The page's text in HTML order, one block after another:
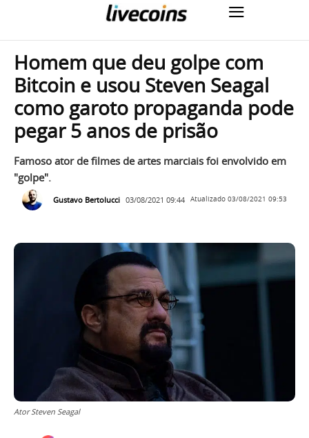
Homem que deu golpe com
Bitcoin e usou Steven Seagal
como garoto propaganda pode
pegar 5 anos de prisão
Famoso ator de filmes de artes marciais foi envolvido em
"golpe".
Gustavo Bertolucci 03/08/2021 09:44 Atualizado 03/08/2021 09:53
Ator Steven Seagal